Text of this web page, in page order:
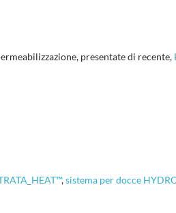
presentate di recente,
,sistema per docce